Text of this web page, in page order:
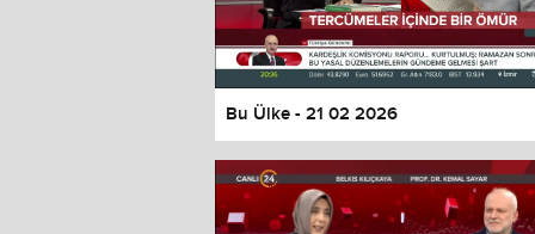
Bu Ülke - 21 02 2026